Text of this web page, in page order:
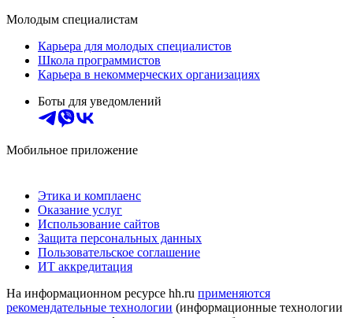
Молодым специалистам
Карьера для молодых специалистов
Школа программистов
Карьера в некоммерческих организациях
Боты для уведомлений
Мобильное приложение
Этика и комплаенс
Оказание услуг
Использование сайтов
Защита персональных данных
Пользовательское соглашение
ИТ аккредитация
На информационном ресурсе hh.ru применяются
рекомендательные технологии (информационные технологии